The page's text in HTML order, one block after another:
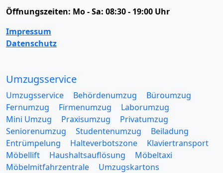
Öffnungszeiten: Mo - Sa: 08:30 - 19:00 Uhr
Impressum
Datenschutz
Umzugsservice
Umzugsservice Behördenumzug
Büroumzug
Fernumzug
Firmenumzug
Laborumzug
Mini Umzug
Praxisumzug
Privatumzug
Seniorenumzug
Studentenumzug
Beiladung
Entrümpelung
Halteverbotszone
Klaviertransport
Möbellift
Haushaltsauflösung
Möbeltaxi
Möbelmitfahrzentrale
Umzugskartons